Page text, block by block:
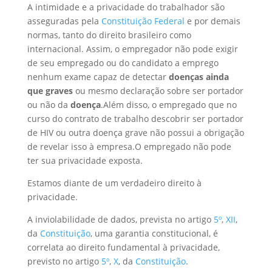
A intimidade e a privacidade do trabalhador são
asseguradas pela Constituição Federal e por demais
normas, tanto do direito brasileiro como
internacional. Assim, o empregador não pode exigir
de seu empregado ou do candidato a emprego
nenhum exame capaz de detectar doenças ainda
que gravesou mesmo declaração sobre ser portador
ou não da doença.Além disso, o empregado que no
curso do contrato de trabalho descobrir ser portador
de HIV ou outra doença grave não possui a obrigação
de revelar isso à empresa.O empregado não pode
ter sua privacidade exposta.
Estamos diante de um verdadeiro direito à
privacidade.
A inviolabilidade de dados, prevista no artigo 5º, XII,
da Constituição, uma garantia constitucional, é
correlata ao direito fundamental à privacidade,
previsto no artigo 5º, X, da Constituição.